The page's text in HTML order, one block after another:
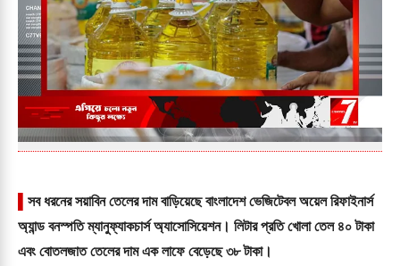
▌ সব ধরনের সয়াবিন তেলের দাম বাড়িয়েছে বাংলাদেশ ভেজিটেবল অয়েল রিফাইনার্স
অ্যান্ড বনস্পতি ম্যানুফ্যাকচার্স অ্যাসোসিয়েশন। লিটার প্রতি খোলা তেল ৪০ টাকা
এবং বোতলজাত তেলের দাম এক লাফে বেড়েছে ৩৮ টাকা।